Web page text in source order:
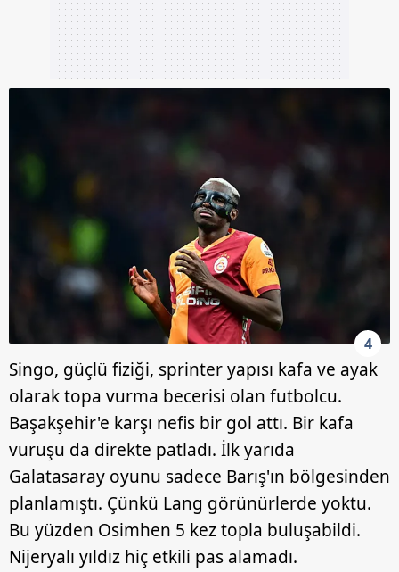
4
Singo, güçlü fiziği, sprinter yapısı kafa ve ayak
olarak topa vurma becerisi olan futbolcu.
Başakşehir'e karşı nefis bir gol attı. Bir kafa
vuruşu da direkte patladı. İlk yarıda
Galatasaray oyunu sadece Barış'ın bölgesinden
planlamıştı. Çünkü Lang görünürlerde yoktu.
Bu yüzden Osimhen 5 kez topla buluşabildi.
Nijeryalı yıldız hiç etkili pas alamadı.